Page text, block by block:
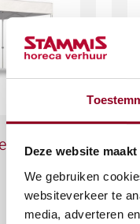
Deze website
We gebruiken
websiteverkeer te
media, adverteren
wit (excl.
€